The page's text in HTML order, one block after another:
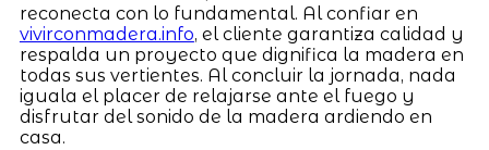
reconecta con lo fundamental. Al confiar en
vivirconmadera.info, el cliente garantiza calidad y
respalda un proyecto que dignifica la madera en
todas sus vertientes. Al concluir la jornada, nada
iguala el placer de relajarse ante el fuego y
disfrutar del sonido de la madera ardiendo en
casa.